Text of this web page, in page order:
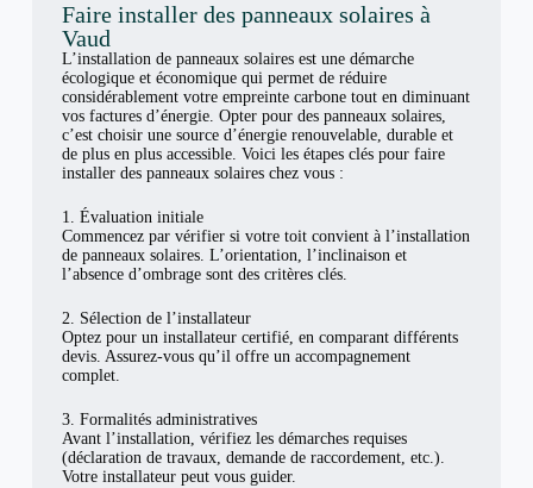
Faire installer des panneaux solaires à
Vaud
L’installation de panneaux solaires est une démarche
écologique et économique qui permet de réduire
considérablement votre empreinte carbone tout en diminuant
vos factures d’énergie. Opter pour des panneaux solaires,
c’est choisir une source d’énergie renouvelable, durable et
de plus en plus accessible. Voici les étapes clés pour faire
installer des panneaux solaires chez vous :
1. Évaluation initiale
Commencez par vérifier si votre toit convient à l’installation
de panneaux solaires. L’orientation, l’inclinaison et
l’absence d’ombrage sont des critères clés.
2. Sélection de l’installateur
Optez pour un installateur certifié, en comparant différents
devis. Assurez-vous qu’il offre un accompagnement
complet.
3. Formalités administratives
Avant l’installation, vérifiez les démarches requises
(déclaration de travaux, demande de raccordement, etc.).
Votre installateur peut vous guider.